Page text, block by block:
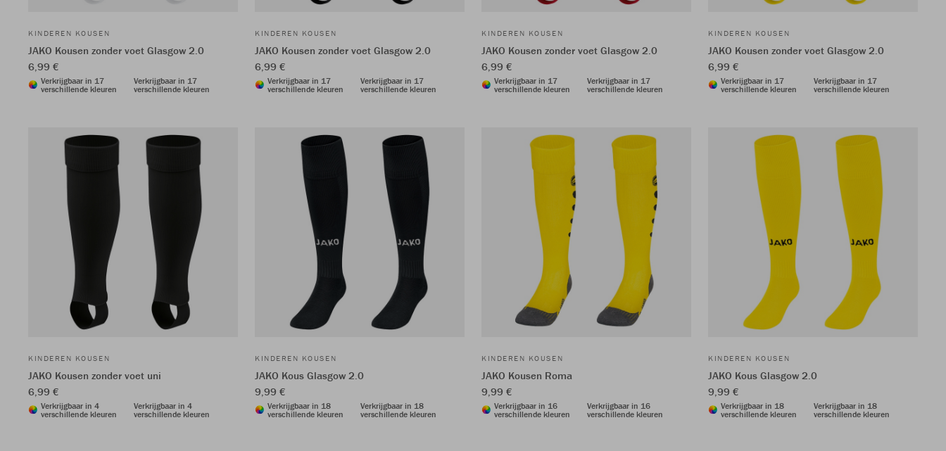
KINDEREN KOUSEN
JAKO Kousen zonder voet Glasgow 2.0
6,99 €
Verkrijgbaar in 17
verschillende kleuren
Verkrijgbaar in 17
verschillende kleuren
KINDEREN KOUSEN
JAKO Kousen zonder voet Glasgow 2.0
6,99 €
Verkrijgbaar in 17
verschillende kleuren
Verkrijgbaar in 17
verschillende kleuren
KINDEREN KOUSEN
JAKO Kousen zonder voet Glasgow 2.0
6,99 €
Verkrijgbaar in 17
verschillende kleuren
Verkrijgbaar in 17
verschillende kleuren
KINDEREN KOUSEN
JAKO Kousen zonder voet Glasgow 2.0
6,99 €
Verkrijgbaar in 17
verschillende kleuren
Verkrijgbaar in 17
verschillende kleuren
KINDEREN KOUSEN
JAKO Kousen zonder voet uni
6,99 €
Verkrijgbaar in 4
verschillende kleuren
Verkrijgbaar in 4
verschillende kleuren
KINDEREN KOUSEN
JAKO Kous Glasgow 2.0
9,99 €
Verkrijgbaar in 18
verschillende kleuren
Verkrijgbaar in 18
verschillende kleuren
KINDEREN KOUSEN
JAKO Kousen Roma
9,99 €
Verkrijgbaar in 16
verschillende kleuren
Verkrijgbaar in 16
verschillende kleuren
KINDEREN KOUSEN
JAKO Kous Glasgow 2.0
9,99 €
Verkrijgbaar in 18
verschillende kleuren
Verkrijgbaar in 18
verschillende kleuren